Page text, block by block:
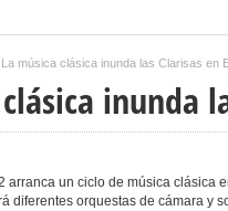
La música clásica inunda las Clarisas en
inunda
arranca un ciclo de música clásica
diferentes orquestas de cámara y